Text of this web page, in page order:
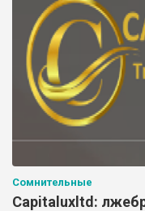
Сомнительные
Capitaluxltd: